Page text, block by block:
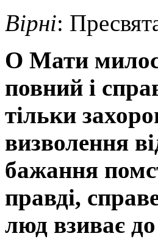
Вірні:
О Мати
повний і
тільки
визволення
бажання
правді,
люд взиває до